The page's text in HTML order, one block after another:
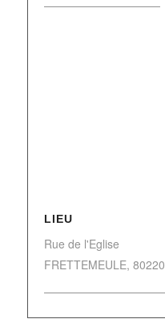
LIEU
Rue de l'Eglise
FRETTEMEULE, 80220